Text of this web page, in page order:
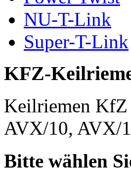
NU-T-Link
Super-T-Link
KFZ-
Keilriemen
AVX/10, AVX/
Bitte wählen